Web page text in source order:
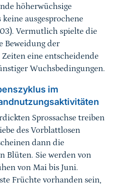
höherwüchsige
ausgesprochene
Vermutlich spielte die
Beweidung der
eine entscheidende
Wuchsbedingungen.
im
Sprossachse treiben
des Vorblattlosen
dann die
Blüten. Sie werden von
von Mai bis Juni.
Früchte vorhanden sein,